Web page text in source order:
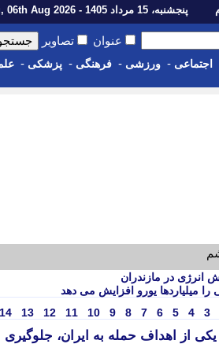
پنجشنبه، 15 مرداد 1405 - Thu, 06th Aug 2026
عنوان تصاویر
اجتماعی - ورزشی - فرهنگی - پزشکی -
انرژی در مازندران
را میلیاردها یورو افزایش می دهد
3
4
5
6
7
8
9
10
11
12
13
14
از اهداف حمله به ایران، جلوگیری